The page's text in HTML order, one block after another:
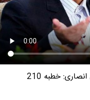
خطبه 210